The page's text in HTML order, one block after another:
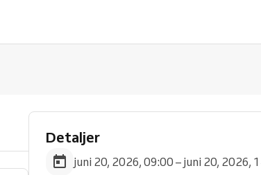
Detaljer
juni 20, 2026, 09:00 – juni 20, 2026,